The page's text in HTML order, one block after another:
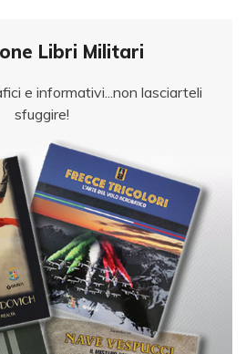
Libri Militari
e informativi...non lasciarteli
sfuggire!